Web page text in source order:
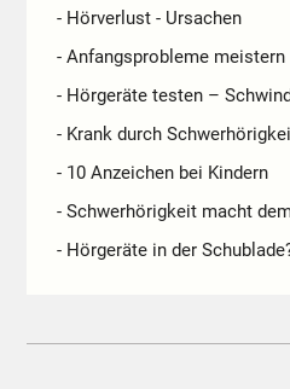
- Hörverlust - Ursachen
- Anfangsprobleme meistern
- Hörgeräte testen –
- Krank durch
- 10 Anzeichen bei Kindern
- Schwerhörigkeit macht
- Hörgeräte in der